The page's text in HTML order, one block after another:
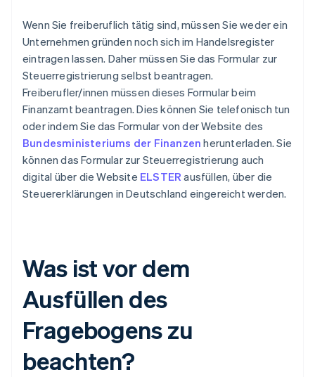
Wenn Sie freiberuflich tätig sind, müssen Sie weder ein
Unternehmen gründen noch sich im Handelsregister
eintragen lassen. Daher müssen Sie das Formular zur
Steuerregistrierung selbst beantragen.
Freiberufler/innen müssen dieses Formular beim
Finanzamt beantragen. Dies können Sie telefonisch tun
oder indem Sie das Formular von der Website des
Bundesministeriums der Finanzen herunterladen. Sie
können das Formular zur Steuerregistrierung auch
digital über die Website ELSTER ausfüllen, über die
Steuererklärungen in Deutschland eingereicht werden.
Was ist vor dem
Ausfüllen des
Fragebogens zu
beachten?